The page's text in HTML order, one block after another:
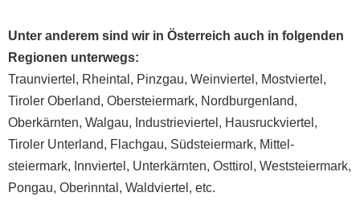
Unter anderem sind wir in Österreich auch in folgenden
Regionen unterwegs:
Traunviertel , Rheintal , Pinzgau, Weinviertel , Mostviertel ,
Tiroler Oberland, Ober­steiermark, Nord­burgenland,
Oberkärnten, Walgau, Industrieviertel , Hausruck­viertel ,
Tiroler Unterland, Flachgau, Südsteiermark, Mittel­
steiermark, Innviertel , Unterkärnten, Osttirol , Weststeiermark,
Pongau, Oberinntal , Waldviertel , etc.